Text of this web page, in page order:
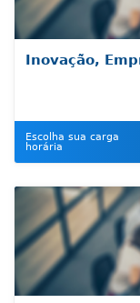
Inovação,
Escolha sua carga
horária